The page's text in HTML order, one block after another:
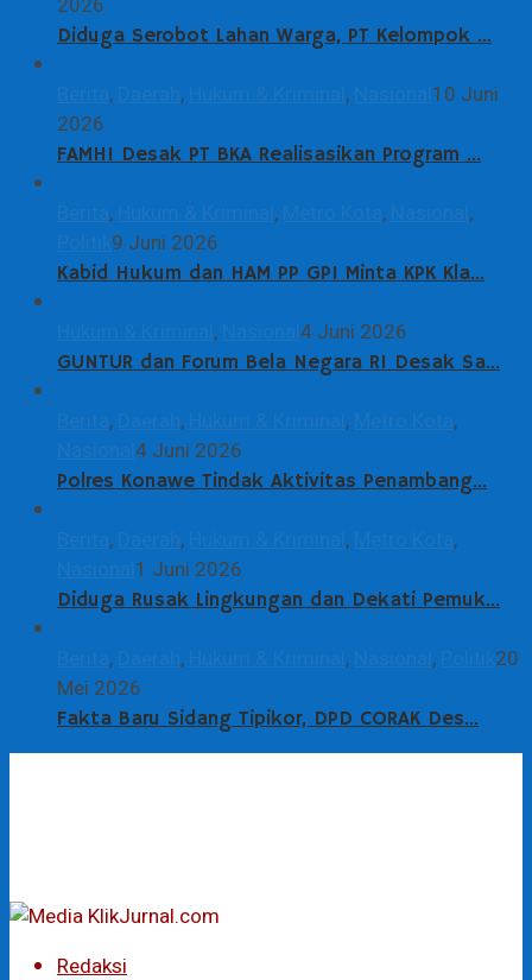
Diduga Serobot Lahan Warga, PT Kelompok …
, , ,
10 Juni
2026
FAMHI Desak PT BKA Realisasikan Program …
, , ,
,
9 Juni 2026
Kabid Hukum dan HAM PP GPI Minta KPK Kla…
, 4 Juni 2026
GUNTUR dan Forum Bela Negara RI Desak Sa…
, , ,
,
4 Juni 2026
Polres Konawe Tindak Aktivitas Penambang…
, , ,
,
1 Juni 2026
Diduga Rusak Lingkungan dan Dekati Pemuk…
, , , ,
20
Mei 2026
Fakta Baru Sidang Tipikor, DPD CORAK Des…
Redaksi